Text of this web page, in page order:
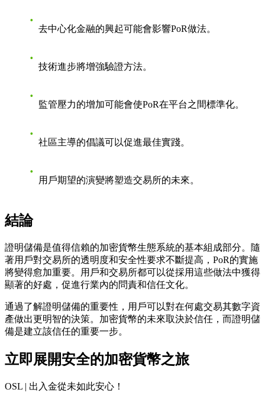
去中心化金融的興起可能會影響PoR做法。
技術進步將增強驗證方法。
監管壓力的增加可能會使PoR在平台之間標準化。
社區主導的倡議可以促進最佳實踐。
用戶期望的演變將塑造交易所的未來。
結論
證明儲備是值得信賴的加密貨幣生態系統的基本組成部分。隨
著用戶對交易所的透明度和安全性要求不斷提高，PoR的實施
將變得愈加重要。用戶和交易所都可以從採用這些做法中獲得
顯著的好處，促進行業內的問責和信任文化。
通過了解證明儲備的重要性，用戶可以對在何處交易其數字資
產做出更明智的決策。加密貨幣的未來取決於信任，而證明儲
備是建立該信任的重要一步。
立即展開安全的加密貨幣之旅
OSL | 出入金從未如此安心！